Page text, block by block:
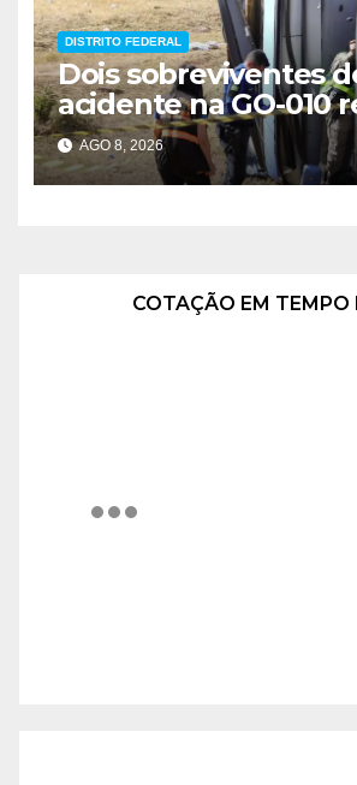
DISTRITO FEDERAL
Dois sobreviventes
acidente na GO-010
alta hospitalar
AGO 8, 2026
COTAÇÃO EM TEMPO